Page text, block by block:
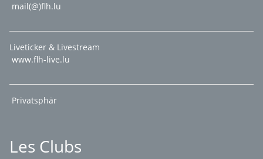
mail(@)flh.lu
Liveticker & Livestream
www.flh-live.lu
Privatsphär
Les Clubs